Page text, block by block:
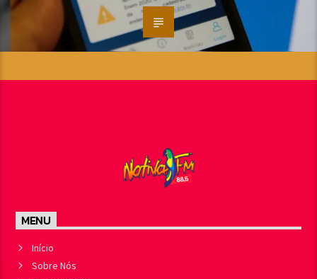
MENU
Início
Sobre Nós